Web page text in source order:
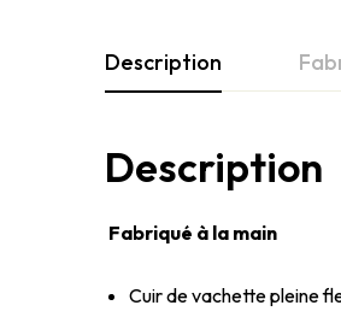
Description
Description
Fabriqué à la main
Cuir de vachette pleine